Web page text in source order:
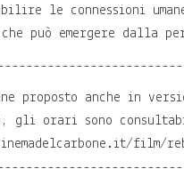
le connessioni
può emergere dalla
proposto anche in
gli orari sono
film/